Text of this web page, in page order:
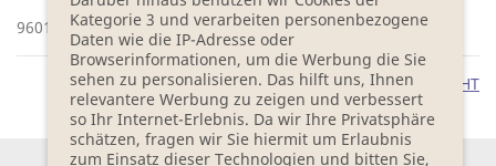
9601 ZEICHEN
ZUR PRESSEFOTOÜBERSICHT
Kategorie 3 und verarbeiten personenbezogene
Daten wie die IP-Adresse oder
Browserinformationen, um die Werbung die Sie
sehen zu personalisieren. Das hilft uns, Ihnen
relevantere Werbung zu zeigen und verbessert
so Ihr Internet-Erlebnis. Da wir Ihre Privatsphäre
schätzen, fragen wir Sie hiermit um Erlaubnis
zum Einsatz dieser Technologien und bitten Sie,